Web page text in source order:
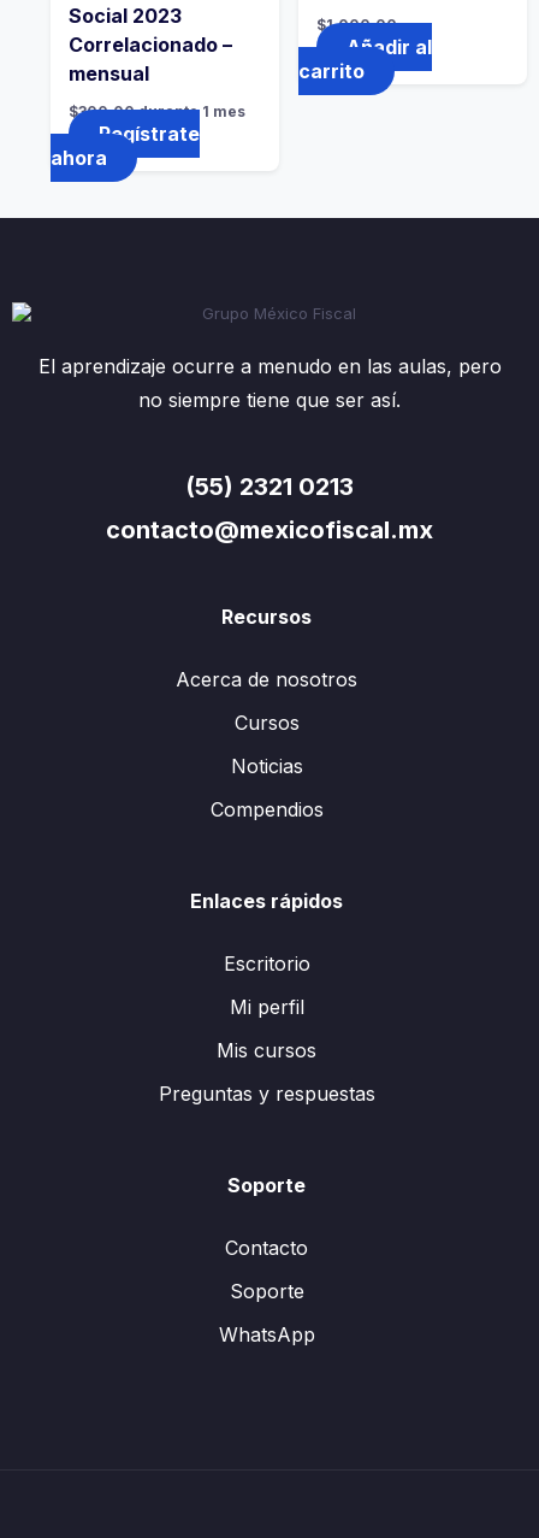
Social 2023
Correlacionado –
mensual
$300.00 durante 1 mes
Regístrate
ahora
$1,000.00
Añadir al
carrito
El aprendizaje ocurre a menudo en las aulas, pero
no siempre tiene que ser así.
(55) 2321 0213
contacto@mexicofiscal.mx
Recursos
Acerca de nosotros
Cursos
Noticias
Compendios
Enlaces rápidos
Escritorio
Mi perfil
Mis cursos
Preguntas y respuestas
Soporte
Contacto
Soporte
WhatsApp